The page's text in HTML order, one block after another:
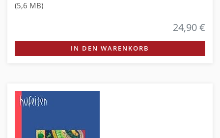
(5,6 MB)
24,90 €
IN DEN WARENKORB